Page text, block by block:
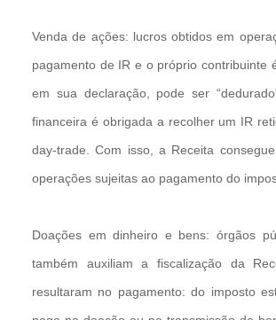
Venda de ações: lucros obtidos em
pagamento de IR e o próprio contribuinte
em sua declaração, pode ser
financeira é obrigada a recolher um IR
day-trade. Com isso, a Receita
operações sujeitas ao pagamento do
Doações em dinheiro e bens: órgãos
também auxiliam a fiscalização da
resultaram no pagamento: do imposto